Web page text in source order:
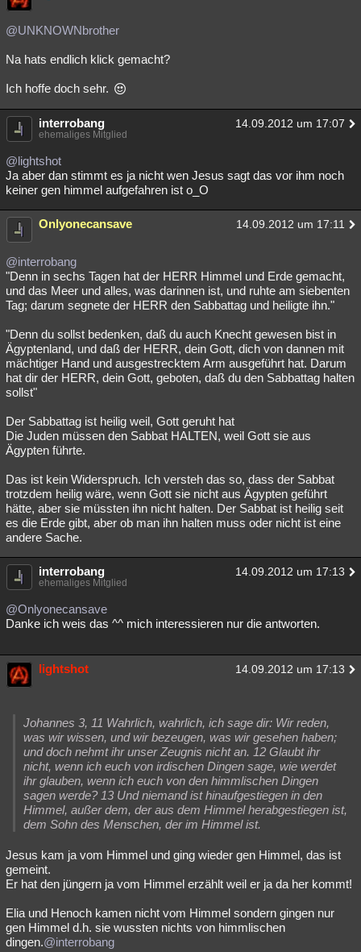
@UNKNOWNbrother
Na hats endlich klick gemacht?
Ich hoffe doch sehr.
interrobang 14.09.2012 um 17:07
ehemaliges Mitglied
@lightshot
Ja aber dan stimmt es ja nicht wen Jesus sagt das vor ihm noch
keiner gen himmel aufgefahren ist o_O
Onlyonecansave 14.09.2012 um 17:11
@interrobang
"Denn in sechs Tagen hat der HERR Himmel und Erde gemacht,
und das Meer und alles, was darinnen ist, und ruhte am siebenten
Tag; darum segnete der HERR den Sabbattag und heiligte ihn."
"Denn du sollst bedenken, daß du auch Knecht gewesen bist in
Ägyptenland, und daß der HERR, dein Gott, dich von dannen mit
mächtiger Hand und ausgestrecktem Arm ausgeführt hat. Darum
hat dir der HERR, dein Gott, geboten, daß du den Sabbattag halten
sollst"
Der Sabbattag ist heilig weil, Gott geruht hat
Die Juden müssen den Sabbat HALTEN, weil Gott sie aus
Ägypten führte.
Das ist kein Widerspruch. Ich versteh das so, dass der Sabbat
trotzdem heilig wäre, wenn Gott sie nicht aus Ägypten geführt
hätte, aber sie müssten ihn nicht halten. Der Sabbat ist heilig seit
es die Erde gibt, aber ob man ihn halten muss oder nicht ist eine
andere Sache.
interrobang 14.09.2012 um 17:13
ehemaliges Mitglied
@Onlyonecansave
Danke ich weis das ^^ mich interessieren nur die antworten.
lightshot 14.09.2012 um 17:13
Johannes 3, 11 Wahrlich, wahrlich, ich sage dir: Wir reden,
was wir wissen, und wir bezeugen, was wir gesehen haben;
und doch nehmt ihr unser Zeugnis nicht an. 12 Glaubt ihr
nicht, wenn ich euch von irdischen Dingen sage, wie werdet
ihr glauben, wenn ich euch von den himmlischen Dingen
sagen werde? 13 Und niemand ist hinaufgestiegen in den
Himmel, außer dem, der aus dem Himmel herabgestiegen ist,
dem Sohn des Menschen, der im Himmel ist.
Jesus kam ja vom Himmel und ging wieder gen Himmel, das ist
gemeint.
Er hat den jüngern ja vom Himmel erzählt weil er ja da her kommt!
Elia und Henoch kamen nicht vom Himmel sondern gingen nur
gen Himmel d.h. sie wussten nichts von himmlischen
dingen.@interrobang